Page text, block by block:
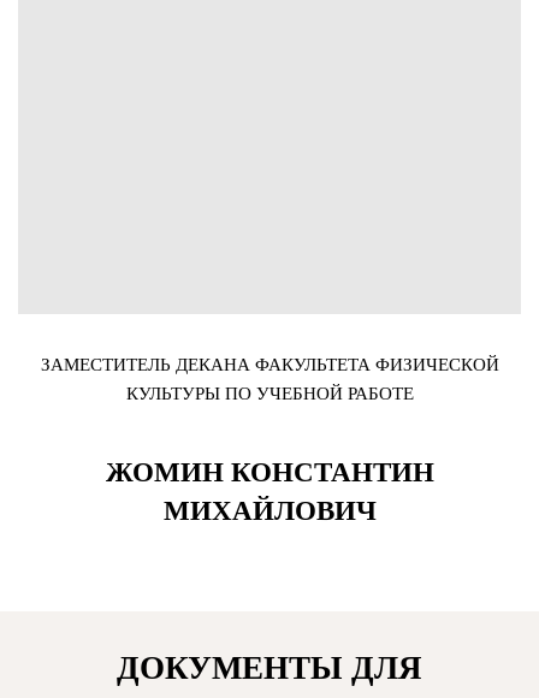
ЗАМЕСТИТЕЛЬ ДЕКАНА ФАКУЛЬТЕТА ФИЗИЧЕСКОЙ
КУЛЬТУРЫ ПО УЧЕБНОЙ РАБОТЕ
ЖОМИН КОНСТАНТИН
МИХАЙЛОВИЧ
ДОКУМЕНТЫ ДЛЯ